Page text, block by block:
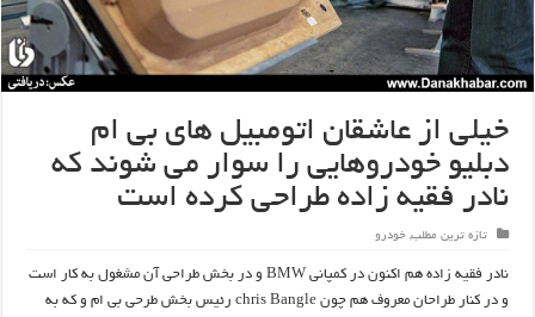
خیلی از عاشقان اتومبیل های بی ام
دبلیو خودروهایی را سوار می شوند که
نادر فقیه زاده طراحی کرده است
تازه ترین مطلب,خودرو
نادر فقیه زاده هم اکنون در کمپانی BMW و در بخش طراحی آن مشغول به کار است
و در کنار طراحان معروف هم چون chris Bangle رئیس بخش طرحی بی ام و که به